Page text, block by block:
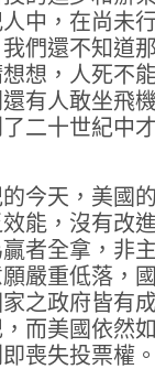
中，在尚未
們還不知道
想，人死不
有人敢坐飛
二十世紀中
今天，美國
能，沒有改
者全拿，非
嚴重低落，
之政府皆有
而美國依然
喪失投票權